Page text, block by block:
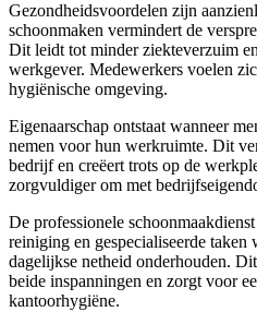
Gezondheidsvoordelen zijn
schoonmaken vermindert de
Dit leidt tot minder ziekteverzuim
werkgever. Medewerkers voelen
hygiënische omgeving.
Eigenaarschap ontstaat wanneer
nemen voor hun werkruimte. Dit
bedrijf en creëert trots op de
zorgvuldiger om met
De professionele
reiniging en gespecialiseerde taken
dagelijkse netheid onderhouden.
beide inspanningen en zorgt voor
kantoorhygiëne.